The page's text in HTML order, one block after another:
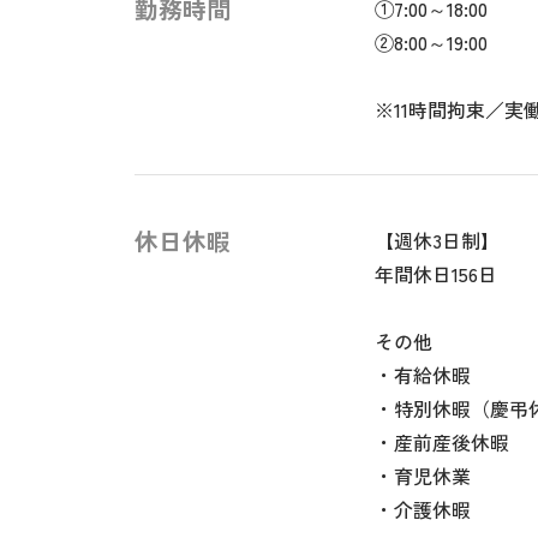
勤務時間
①7:00～18:00
②8:00～19:00
※11時間拘束／実
休日休暇
【週休3日制】
年間休日156日
その他
・有給休暇
・特別休暇（慶弔
・産前産後休暇
・育児休業
・介護休暇